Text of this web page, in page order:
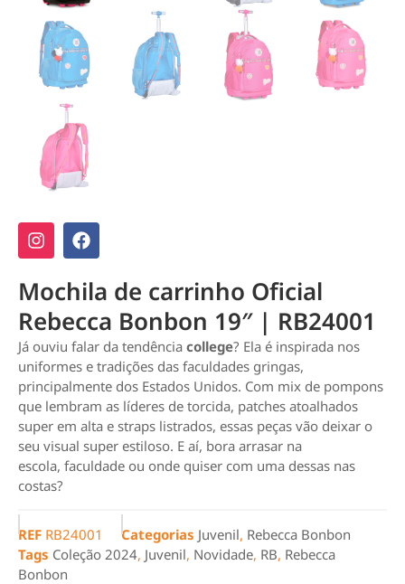
Mochila de carrinho Oficial
Rebecca Bonbon 19″ | RB24001
Já ouviu falar da tendência college? Ela é inspirada nos
uniformes e tradições das faculdades gringas,
principalmente dos Estados Unidos. Com mix de pompons
que lembram as líderes de torcida, patches atoalhados
super em alta e straps listrados, essas peças vão deixar o
seu visual super estiloso. E aí, bora arrasar na
escola, faculdade ou onde quiser com uma dessas nas
costas?
REF RB24001 Categorias Juvenil, Rebecca Bonbon
Tags Coleção 2024, Juvenil, Novidade, RB, Rebecca
Bonbon